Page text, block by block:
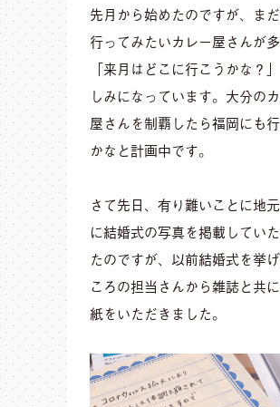
先月から始めたのですが、ま
行ってみたいカレー屋さんが多
「来月はどこに行こうかな？
しみになっています。大分の
屋さんを制覇したら福岡にも
かなと計画中です。
さて先日、有り難いことに地
に結婚式の写真を掲載してい
たのですが、以前結婚式を挙
ころの担当さんから雑誌と共
紙をいただきました。